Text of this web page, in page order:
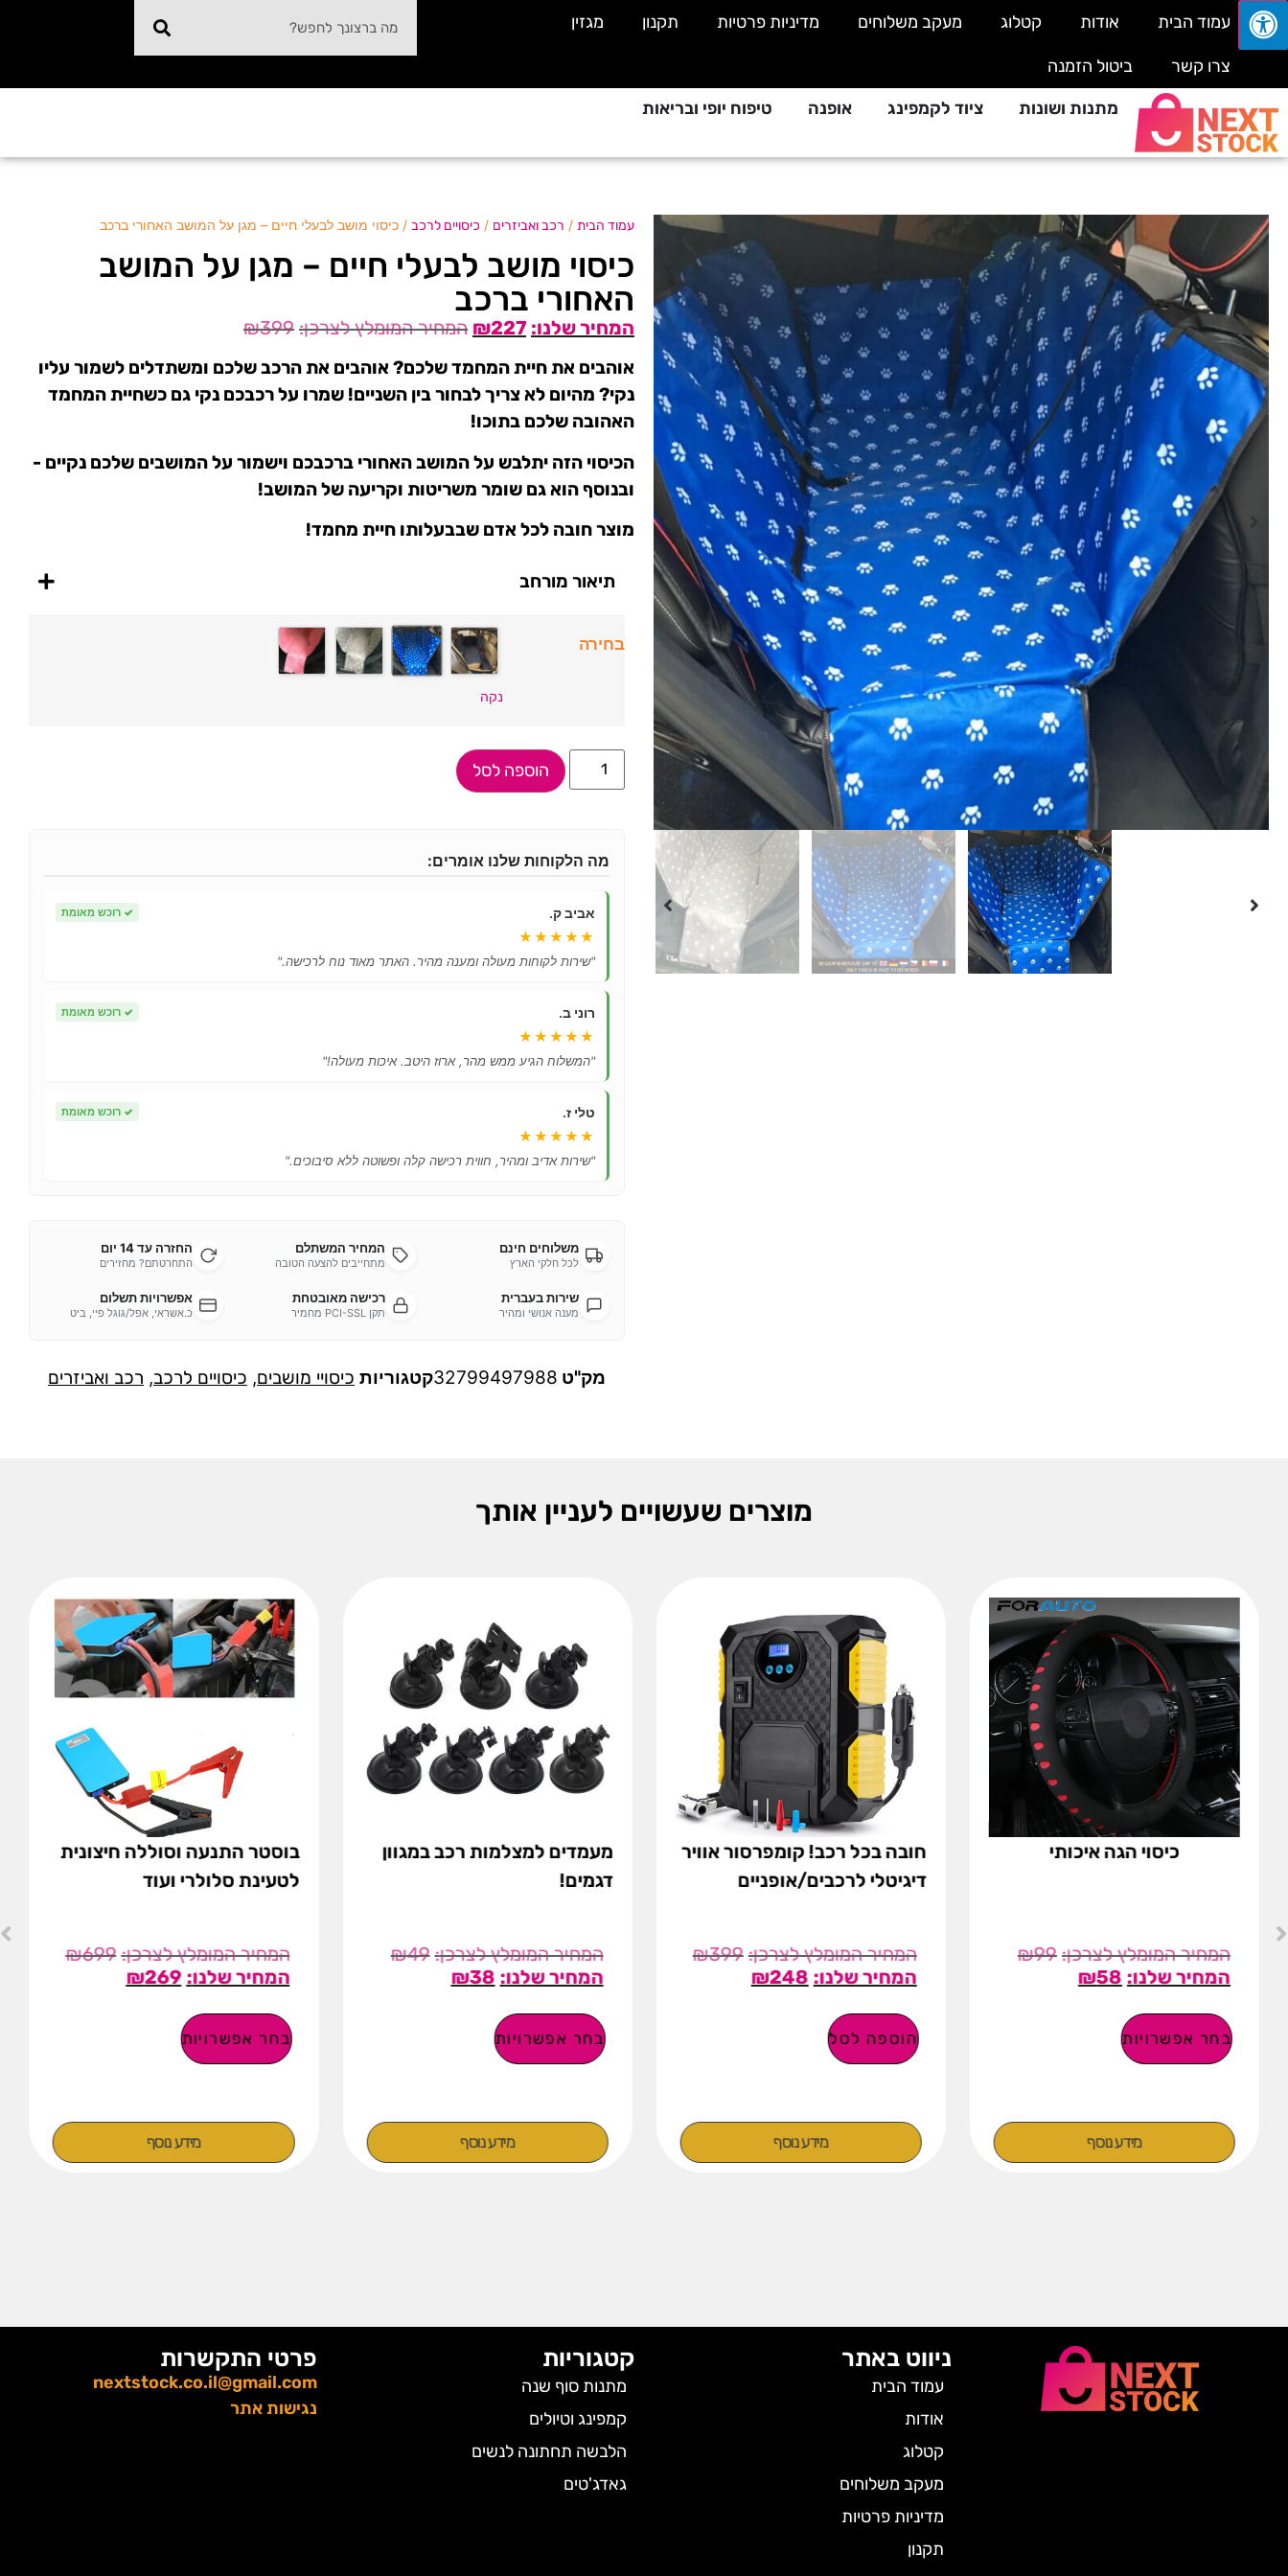
עמוד הבית אודות קטלוג מעקב משלוחים מדיניות פרטיות תקנון מגזין
צרו קשר
ביטול הזמנה
מתנות ושונות
ציוד לקמפינג אופנה טיפוח יופי ובריאות
עמוד הבית / רכב ואביזרים / כיסויים לרכב / כיסוי מושב לבעלי חיים – מגן על המושב האחורי ברכב
כיסוי מושב לבעלי חיים – מגן על המושב
האחורי ברכב
₪399 ₪227
אוהבים את חיית המחמד שלכם? אוהבים את הרכב שלכם ומשתדלים לשמור עליו
נקי? מהיום לא צריך לבחור בין השניים! שמרו על רכבכם נקי גם כשחיית המחמד
האהובה שלכם בתוכו!
הכיסוי הזה יתלבש על המושב האחורי ברכבכם וישמור על המושבים שלכם נקיים -
ובנוסף הוא גם שומר משריטות וקריעה של המושב!
מוצר חובה לכל אדם שבבעלותו חיית מחמד!
תיאור מורחב
בחירה
נקה
הוספה לסל
מה הלקוחות שלנו אומרים:
אביב ק. ✓ רוכש מאומת
★★★★★
"שירות לקוחות מעולה ומענה מהיר. האתר מאוד נוח לרכישה."
רוני ב. ✓ רוכש מאומת
★★★★★
"המשלוח הגיע ממש מהר, ארוז היטב. איכות מעולה!"
טלי ז. ✓ רוכש מאומת
★★★★★
"שירות אדיב ומהיר, חווית רכישה קלה ופשוטה ללא סיבוכים."
משלוחים חינם
לכל חלקי הארץ
המחיר המשתלם
מתחייבים להצעה הטובה
החזרה עד 14 יום
התחרטתם? מחזירים
שירות בעברית
מענה אנושי ומהיר
רכישה מאובטחת
תקן PCI-SSL מחמיר
אפשרויות תשלום
כ.אשראי, אפל/גוגל פיי, ביט
מק"ט 32799497988קטגוריות כיסויי מושבים, כיסויים לרכב, רכב ואביזרים
מוצרים שעשויים לעניין אותך
כיסוי הגה איכותי
₪99
₪58
בחר אפשרויות
מידע נוסף
חובה בכל רכב! קומפרסור אוויר
דיגיטלי לרכבים/אופניים
₪399
₪248
הוספה לסל
מידע נוסף
מעמדים למצלמות רכב במגוון
דגמים!
₪49
₪38
בחר אפשרויות
מידע נוסף
בוסטר התנעה וסוללה חיצונית
לטעינת סלולרי ועוד
₪699
₪269
בחר אפשרויות
מידע נוסף
ניווט באתר
עמוד הבית
אודות
קטלוג
מעקב משלוחים
מדיניות פרטיות
תקנון
קטגוריות
מתנות סוף שנה
קמפינג וטיולים
הלבשה תחתונה לנשים
גאדג'טים
פרטי התקשרות
nextstock.co.il@gmail.com
נגישות אתר